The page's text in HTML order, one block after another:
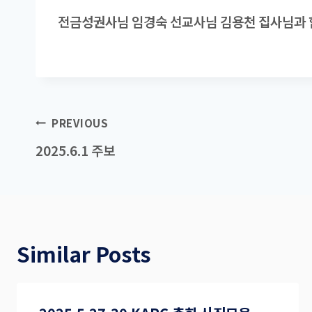
전금성권사님 임경숙 선교사님 김용천 집사님과
Post
navigation
PREVIOUS
2025.6.1 주보
Similar Posts